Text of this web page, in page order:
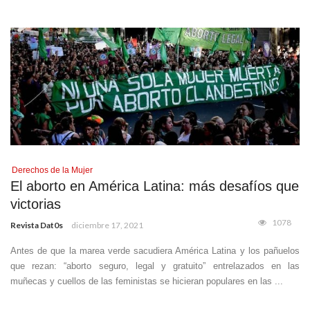
Derechos de la Mujer
El aborto en América Latina: más desafíos que
victorias
Revista Dat0s diciembre 17, 2021 1078
Antes de que la marea verde sacudiera América Latina y los pañuelos
que rezan: “aborto seguro, legal y gratuito” entrelazados en las
muñecas y cuellos de las feministas se hicieran populares en las ...